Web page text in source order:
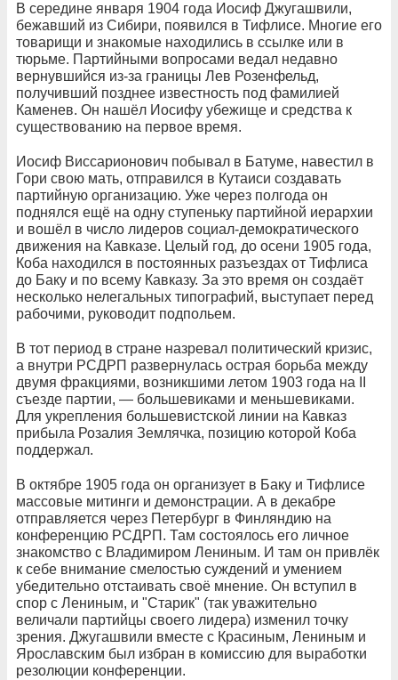
В середине января 1904 года Иосиф Джугашвили,
бежавший из Сибири, появился в Тифлисе. Многие его
товарищи и знакомые находились в ссылке или в
тюрьме. Партийными вопросами ведал недавно
вернувшийся из-за границы Лев Розенфельд,
получивший позднее известность под фамилией
Каменев. Он нашёл Иосифу убежище и средства к
существованию на первое время.
Иосиф Виссарионович побывал в Батуме, навестил в
Гори свою мать, отправился в Кутаиси создавать
партийную организацию. Уже через полгода он
поднялся ещё на одну ступеньку партийной иерархии
и вошёл в число лидеров социал-демократического
движения на Кавказе. Целый год, до осени 1905 года,
Коба находился в постоянных разъездах от Тифлиса
до Баку и по всему Кавказу. За это время он создаёт
несколько нелегальных типографий, выступает перед
рабочими, руководит подпольем.
В тот период в стране назревал политический кризис,
а внутри РСДРП развернулась острая борьба между
двумя фракциями, возникшими летом 1903 года на II
съезде партии, — большевиками и меньшевиками.
Для укрепления большевистской линии на Кавказ
прибыла Розалия Землячка, позицию которой Коба
поддержал.
В октябре 1905 года он организует в Баку и Тифлисе
массовые митинги и демонстрации. А в декабре
отправляется через Петербург в Финляндию на
конференцию РСДРП. Там состоялось его личное
знакомство с Владимиром Лениным. И там он привлёк
к себе внимание смелостью суждений и умением
убедительно отстаивать своё мнение. Он вступил в
спор с Лениным, и "Старик" (так уважительно
величали партийцы своего лидера) изменил точку
зрения. Джугашвили вместе с Красиным, Лениным и
Ярославским был избран в комиссию для выработки
резолюции конференции.